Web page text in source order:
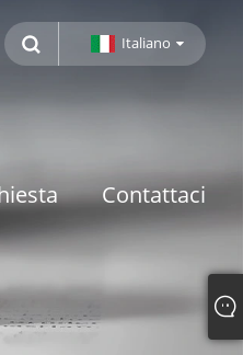
Italiano
Contattaci